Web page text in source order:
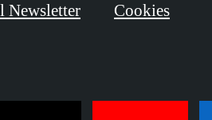
Newsletter Cookies